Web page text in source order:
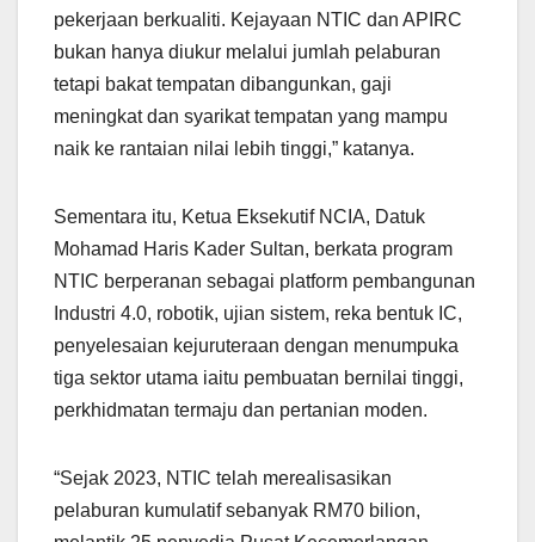
pekerjaan berkualiti. Kejayaan NTIC dan APIRC
bukan hanya diukur melalui jumlah pelaburan
tetapi bakat tempatan dibangunkan, gaji
meningkat dan syarikat tempatan yang mampu
naik ke rantaian nilai lebih tinggi,” katanya.
Sementara itu, Ketua Eksekutif NCIA, Datuk
Mohamad Haris Kader Sultan, berkata program
NTIC berperanan sebagai platform pembangunan
Industri 4.0, robotik, ujian sistem, reka bentuk IC,
penyelesaian kejuruteraan dengan menumpuka
tiga sektor utama iaitu pembuatan bernilai tinggi,
perkhidmatan termaju dan pertanian moden.
“Sejak 2023, NTIC telah merealisasikan
pelaburan kumulatif sebanyak RM70 bilion,